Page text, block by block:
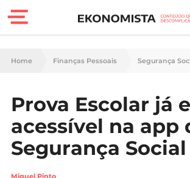
Finanças
Carreira
Casa
Lifestyle
Home Finanças Pessoais Segurança
Prova Escolar já
acessível na app
Segurança Social
Miguel Pinto